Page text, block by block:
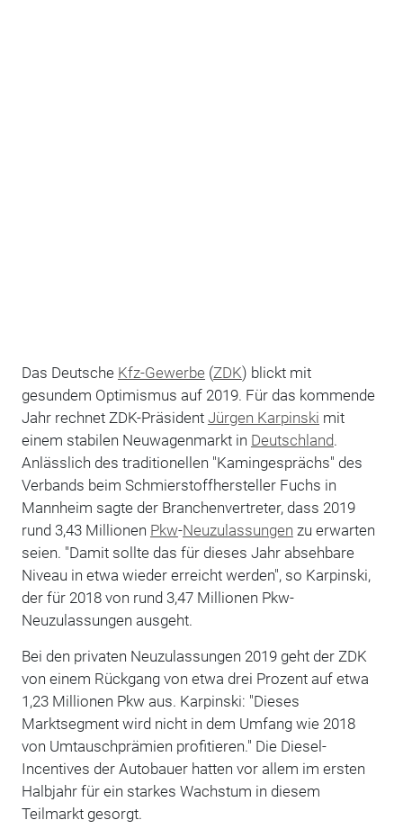
Das Deutsche Kfz-Gewerbe (ZDK) blickt mit
gesundem Optimismus auf 2019. Für das kommende
Jahr rechnet ZDK-Präsident Jürgen Karpinski mit
einem stabilen Neuwagenmarkt in Deutschland.
Anlässlich des traditionellen "Kamingesprächs" des
Verbands beim Schmierstoffhersteller Fuchs in
Mannheim sagte der Branchenvertreter, dass 2019
rund 3,43 Millionen Pkw-Neuzulassungen zu erwarten
seien. "Damit sollte das für dieses Jahr absehbare
Niveau in etwa wieder erreicht werden", so Karpinski,
der für 2018 von rund 3,47 Millionen Pkw-
Neuzulassungen ausgeht.
Bei den privaten Neuzulassungen 2019 geht der ZDK
von einem Rückgang von etwa drei Prozent auf etwa
1,23 Millionen Pkw aus. Karpinski: "Dieses
Marktsegment wird nicht in dem Umfang wie 2018
von Umtauschprämien profitieren." Die Diesel-
Incentives der Autobauer hatten vor allem im ersten
Halbjahr für ein starkes Wachstum in diesem
Teilmarkt gesorgt.